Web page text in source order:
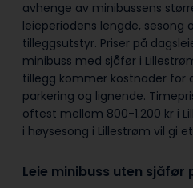
avhenge av minibussens
leieperiodens lengde, sesong
tilleggsutstyr. Priser på
minibuss med sjåfør i
tillegg kommer kostnader for
parkering og lignende.
oftest mellom 800-1.200 kr i
i høysesong i Lillestrøm vil gi
Leie minibuss uten sjåfør